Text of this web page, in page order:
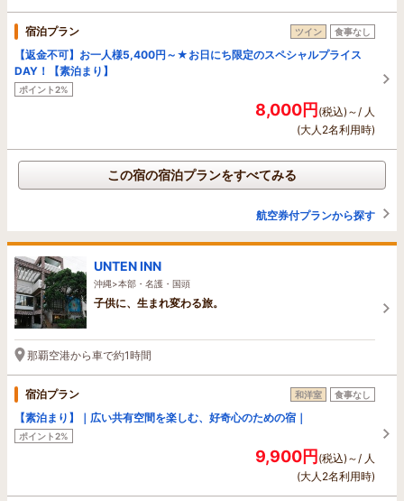
宿泊プラン ツイン 食事なし
【返金不可】お一人様5,400円～★お日にち限定のスペシャルプライス
DAY！【素泊まり】
ポイント2%
8,000円(税込)～/ 人
(大人2名利用時)
この宿の宿泊プランをすべてみる
航空券付プランから探す
UNTEN INN
沖縄>本部・名護・国頭
子供に、生まれ変わる旅。
那覇空港から車で約1時間
宿泊プラン 和洋室 食事なし
【素泊まり】｜広い共有空間を楽しむ、好奇心のための宿｜
ポイント2%
9,900円(税込)～/ 人
(大人2名利用時)